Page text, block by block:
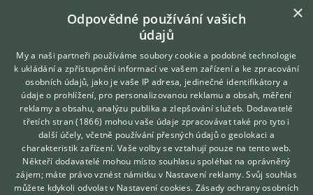
DOMOVSKÁ STRÁNKA
INZERCE
DISKUSE
ČLÁNKY
O nás
Kontakt
Možnosti zvýraznění inzerátů
Podmínky užití
Zpracování osobních údajů
Hledáte zvířecího kamaráda?
Zdarma vám poradí
VETERINÁŘ ONLINE
KONZULTOVAT S
VETERINÁŘEM
×
Odpovědné používání vašich
údajů
My a naši partneři používáme soubory cookie a podobné technologie
k ukládání a zpřístupnění informací ve vašem zařízení a ke zpracování
osobních údajů, jako je vaše IP adresa, jedinečné identifikátory a
údaje o prohlížení, pro personalizovanou reklamu a obsah, měření
reklamy a obsahu, analýzu publika a zlepšování služeb. Dodavatelé
třetích stran (1866) mohou vaše údaje zpracovávat také pro tyto i
další účely, včetně používání přesných údajů o geolokaci a
charakteristik zařízení. Vaše volby se vztahují pouze na tento web.
Někteří dodavatelé mohou místo souhlasu spoléhat na oprávněný
zájem; máte právo vznést námitku v Nastavení reklamy. Svůj souhlas
můžete kdykoli odvolat v Nastavení cookies. Zásady ochrany osobních